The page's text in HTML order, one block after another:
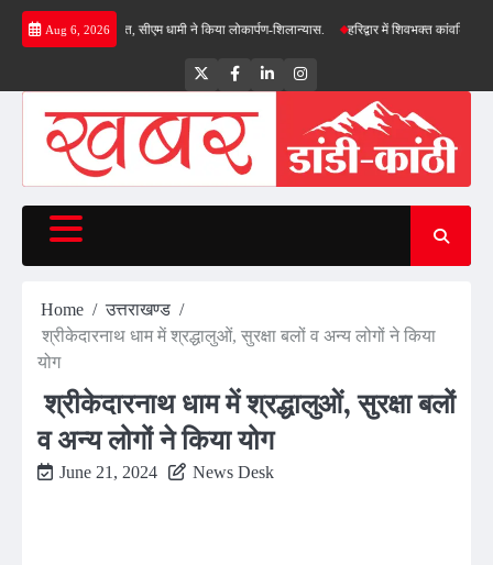
Skip
Aug 6, 2026
की सौगात, सीएम धामी ने किया लोकार्पण-शिलान्यास. हरिद्वार में शिवभक्त कांवड़ियों पर
TwitterFacebookLinkedInInstagram
Home
उत्तराखण्ड
श्रीकेदारनाथ धाम में श्रद्धालुओं, सुरक्षा बलों व अन्य लोगों ने किया
योग
श्रीकेदारनाथ धाम में श्रद्धालुओं, सुरक्षा बलों
व अन्य लोगों ने किया योग
June 21, 2024 News Desk